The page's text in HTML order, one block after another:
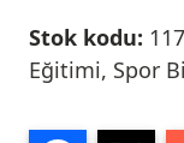
Stok kodu: 117
Eğitimi, Spor